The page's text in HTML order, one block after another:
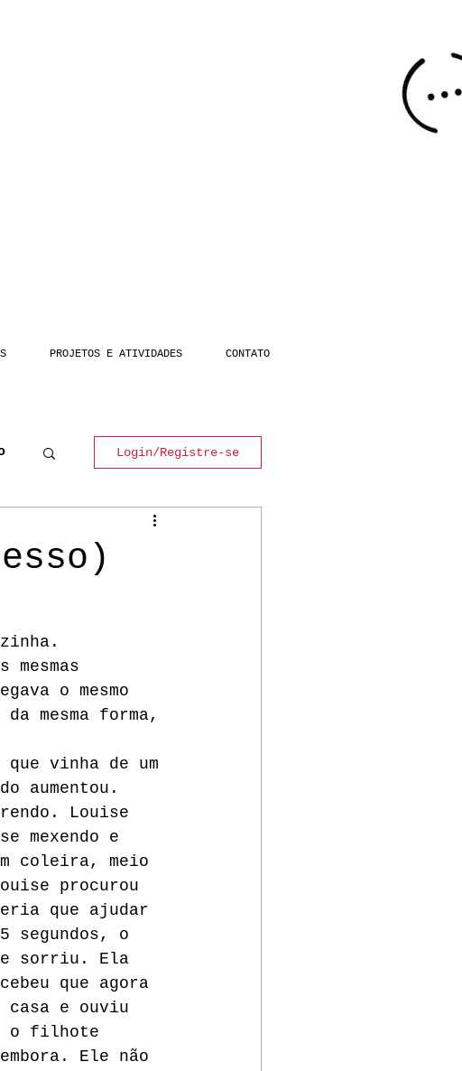
PROJETOS E ATIVIDADES CONTATO
Login/Registre-se
o mesmo
mesma forma,
vinha de um
aumentou.
Louise
mexendo e
coleira, meio
procurou
que ajudar
segundos, o
sorriu. Ela
que agora
casa e ouviu
o filhote
Ele não